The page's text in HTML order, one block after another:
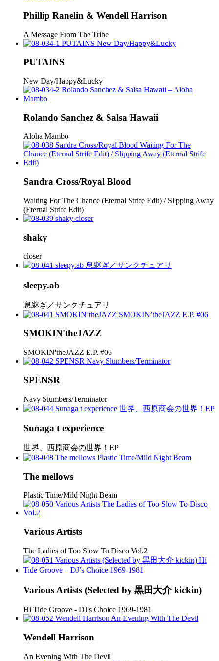
Phillip Ranelin & Wendell Harrison
A Message From The Tribe
PUTAINS
New Day/Happy&Lucky
Rolando Sanchez & Salsa Hawaii
Aloha Mambo
Sandra Cross/Royal Blood
Waiting For The Chance (Eternal Strife Edit) / Slipping Away
(Eternal Strife Edit)
shaky
closer
sleepy.ab
息継ぎ／サンクチュアリ
SMOKIN'theJAZZ
SMOKIN'theJAZZ E.P. #06
SPENSR
Navy Slumbers/Terminator
Sunaga t experience
世界、西原商会の世界！EP
The mellows
Plastic Time/Mild Night Beam
Various Artists
The Ladies of Too Slow To Disco Vol.2
Various Artists (Selected by 黒田大介 kickin)
Hi Tide Groove - DJ's Choice 1969-1981
Wendell Harrison
An Evening With The Devil